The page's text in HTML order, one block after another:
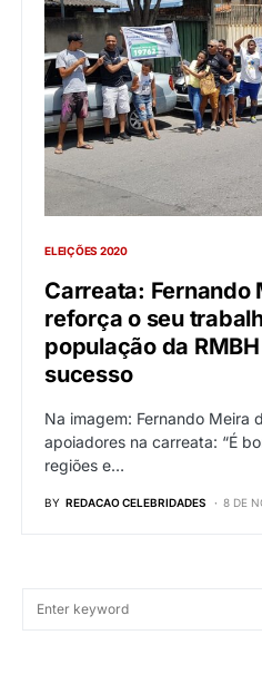
ELEIÇÕES 2020
Carreata: Fernando
reforça o seu
população da
sucesso
Na imagem: Fernando Meira
apoiadores na carreata: “É
regiões e…
BY REDACAO CELEBRIDADES 8 DE